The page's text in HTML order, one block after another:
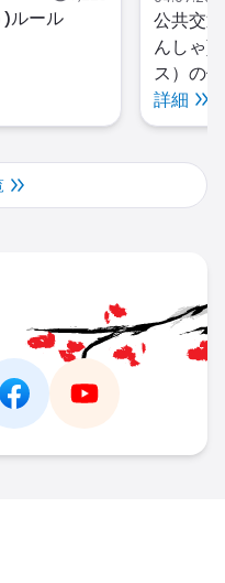
)ルール
公共交
んしゃ)
ス）の
詳細
-